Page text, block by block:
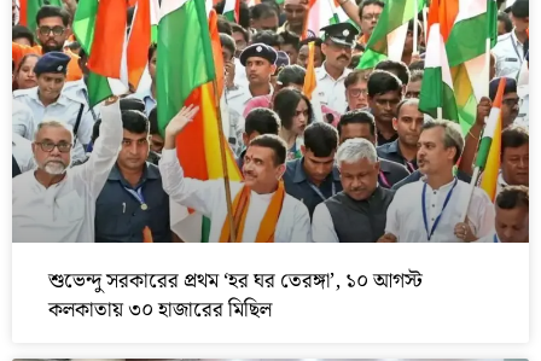
শুভেন্দু সরকারের প্রথম ‘হর ঘর তেরঙ্গা’, ১০ আগস্ট
কলকাতায় ৩০ হাজারের মিছিল